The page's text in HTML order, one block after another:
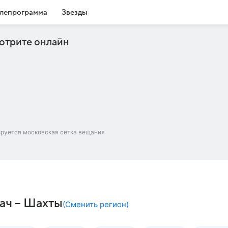
Звезды
онлайн
московская сетка вещания
– Шахты(Сменить регион)